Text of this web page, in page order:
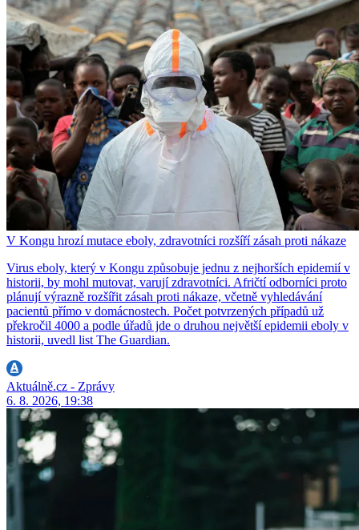
V Kongu hrozí mutace eboly, zdravotníci rozšíří zásah proti nákaze
Virus eboly, který v Kongu způsobuje jednu z nejhorších epidemií v
historii, by mohl mutovat, varují zdravotníci. Afričtí odborníci proto
plánují výrazně rozšířit zásah proti nákaze, včetně vyhledávání
pacientů přímo v domácnostech. Počet potvrzených případů už
překročil 4000 a podle úřadů jde o druhou největší epidemii eboly v
historii, uvedl list The Guardian.
Aktuálně.cz - Zprávy
6. 8. 2026, 19:38